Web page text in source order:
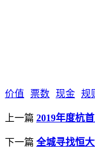
价值 票数 现金 规
上一篇 2019年度杭
下一篇 全城寻找恒